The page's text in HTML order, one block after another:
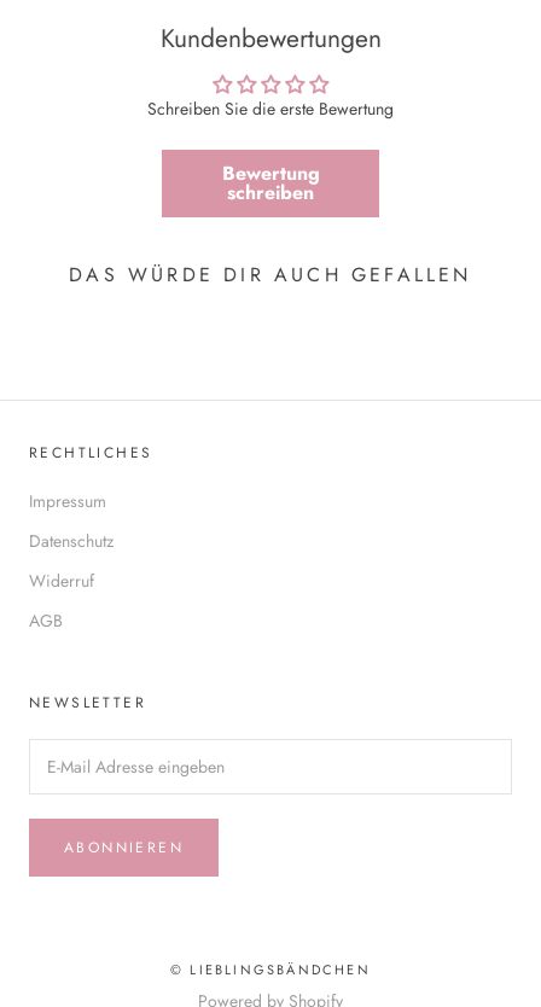
Kundenbewertungen
Schreiben Sie die erste Bewertung
Bewertung
schreiben
DAS WÜRDE DIR AUCH GEFALLEN
RECHTLICHES
Impressum
Datenschutz
Widerruf
AGB
NEWSLETTER
ABONNIEREN
© LIEBLINGSBÄNDCHEN
Powered by Shopify